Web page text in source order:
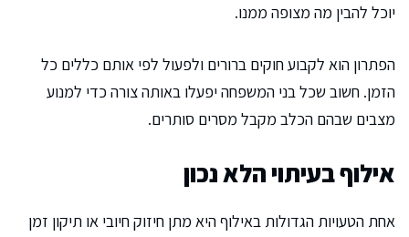
יוכל להבין מה מצופה ממנו.
הפתרון הוא לקבוע חוקים ברורים ולפעול לפי אותם כללים כל
הזמן. חשוב שכל בני המשפחה יפעלו באותה צורה כדי למנוע
מצבים שבהם הכלב מקבל מסרים סותרים.
אילוף בעיתוי הלא נכון
אחת הטעויות הגדולות באילוף היא מתן חיזוק חיובי או תיקון זמן